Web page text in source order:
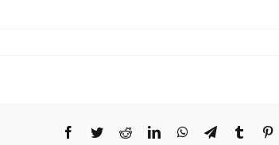
Facebook
TwitterRedditLinkedInWhatsApp
TelegramTumblr